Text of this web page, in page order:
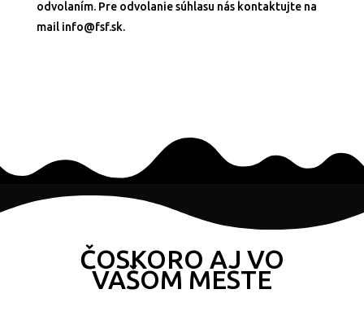
odvolaním. Pre odvolanie súhlasu nás kontaktujte na
mail info@fsf.sk.
ČOSKORO AJ VO
VAŠOM MESTE